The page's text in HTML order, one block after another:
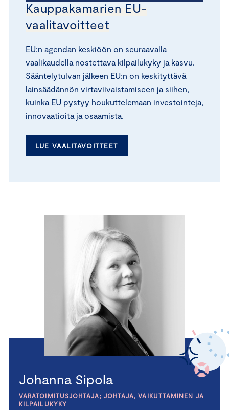
Kauppakamarien EU-
vaalitavoitteet
EU:n agendan keskiöön on seuraavalla
vaalikaudella nostettava kilpailukyky ja kasvu.
Sääntelytulvan jälkeen EU:n on keskityttävä
lainsäädännön virtaviivaistamiseen ja siihen,
kuinka EU pystyy houkuttelemaan investointeja,
innovaatioita ja osaamista.
LUE VAALITAVOITTEET
Johanna Sipola
VARATOIMITUSJOHTAJA; JOHTAJA, VAIKUTTAMINEN JA
KILPAILUKYKY